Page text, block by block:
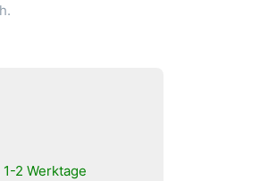
2 Werktage